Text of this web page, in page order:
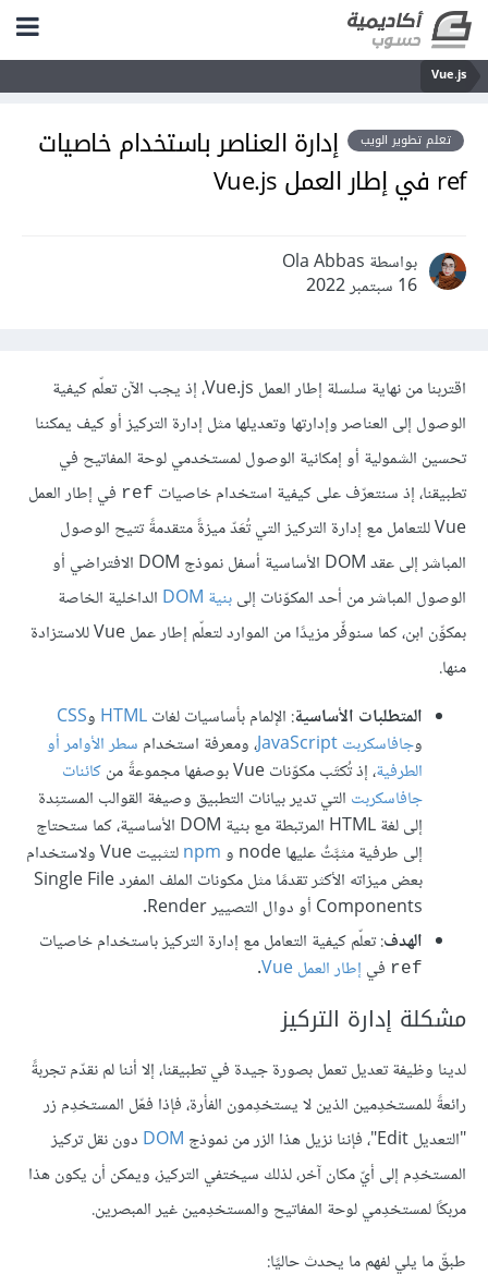
Vue.js
تعلم تطوير الويب
إدارة العناصر باستخدام خاصيات
ref في إطار العمل Vue.js
بواسطة Ola Abbas
16 سبتمبر 2022
اقتربنا من نهاية سلسلة إطار العمل Vue.js، إذ يجب الآن تعلّم كيفية
الوصول إلى العناصر وإدارتها وتعديلها مثل إدارة التركيز أو كيف يمكننا
تحسين الشمولية أو إمكانية الوصول لمستخدمي لوحة المفاتيح في
تطبيقنا، إذ سنتعرّف على كيفية استخدام خاصيات ref في إطار العمل
Vue للتعامل مع إدارة التركيز التي تُعَدّ ميزةً متقدمةً تتيح الوصول
المباشر إلى عقد DOM الأساسية أسفل نموذج DOM الافتراضي أو
الوصول المباشر من أحد المكوّنات إلىبنية DOM
الداخلية الخاصة
بمكوِّن ابن، كما سنوفِّر مزيدًا من الموارد لتعلّم إطار عمل Vue للاستزادة
منها.
المتطلبات الأساسية: الإلمام بأساسيات لغاتHTML وCSS
وجافاسكربت JavaScript ، ومعرفة استخدام سطر الأوامر أو
الطرفية، إذ تُكتَب مكوّنات Vue بوصفها مجموعةً من
كائنات
جافاسكربت التي تدير بيانات التطبيق وصيغة القوالب المستنِدة
إلى لغة HTML المرتبطة مع بنية DOM الأساسية، كما ستحتاج
إلى طرفية مثبَّتٌ عليها node و
npm
لتثبيت Vue ولاستخدام
بعض ميزاته الأكثر تقدمًا مثل مكونات الملف المفرد Single File
Components أو دوال التصيير Render.
الهدف: تعلّم كيفية التعامل مع إدارة التركيز باستخدام خاصيات
ref في إطار العمل Vue .
مشكلة إدارة التركيز
لدينا وظيفة تعديل تعمل بصورة جيدة في تطبيقنا، إلا أننا لم نقدّم تجربةً
رائعةً للمستخدِمين الذين لا يستخدِمون الفأرة، فإذا فعّل المستخدِم زر
"التعديل Edit"، فإننا نزيل هذا الزر من نموذج
DOM دون نقل تركيز
المستخدِم إلى أيّ مكان آخر، لذلك سيختفي التركيز، ويمكن أن يكون هذا
مربكًا لمستخدِمي لوحة المفاتيح والمستخدِمين غير المبصرين.
طبقّ ما يلي لفهم ما يحدث حاليًا: